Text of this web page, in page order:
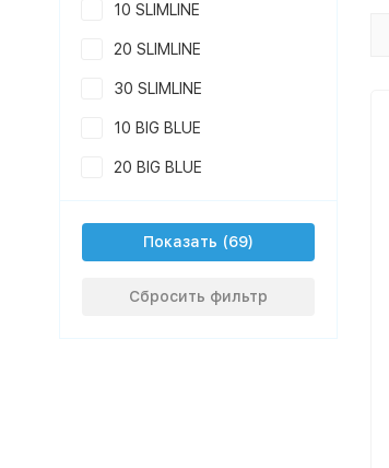
10 SLIMLINE
20 SLIMLINE
30 SLIMLINE
10 BIG BLUE
20 BIG BLUE
Показать
Сбросить фильтр